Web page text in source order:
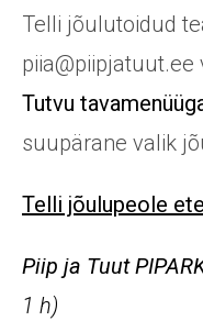
Telli jõulutoidud
piia@piipjatuut.ee
Tutvu
suupärane valik
Telli jõulupeole
Piip ja Tuut
1 h)